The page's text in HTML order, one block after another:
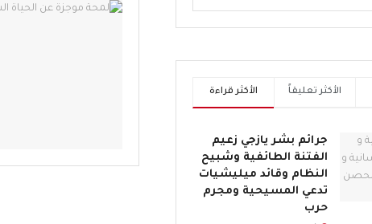
الأكثر قراءة الأكثر تعليقاً
جرائم بشر يازجي زعيم
الفتنة الطائفية وشبيح
النظام وقائد ميليشيات
تدعي المسيحية ومجرم
حرب